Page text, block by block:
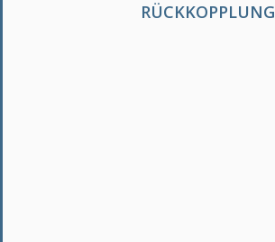
RÜCKKOPPLUNG